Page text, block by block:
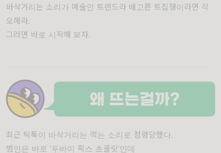
바삭거리는 소리가 예술인 트렌드라 배고픈 트집쟁이라면 각
오해라.
그러면 바로 시작해 보자.
최근 틱톡이 바삭거리는 먹는 소리로 점령당했다.
범인은 바로 ‘두바이 픽스 초콜릿’인데